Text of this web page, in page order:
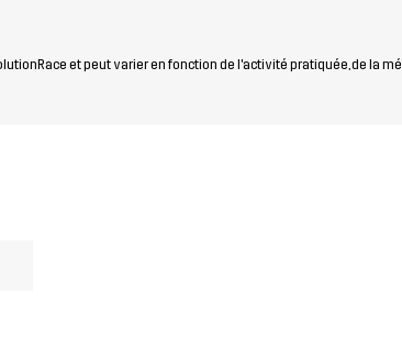
et peut varier en fonction de l'activité pratiquée, de la